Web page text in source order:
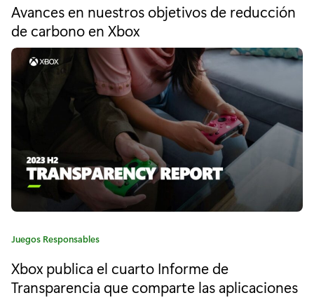
s
s
o
l
u
c
i
o
s
t
e
o
r
Avances en nuestros objetivos de reducción
de carbono en Xbox
C
t
e
Juegos Responsables
Xbox publica el cuarto Informe de
Transparencia que comparte las aplicaciones